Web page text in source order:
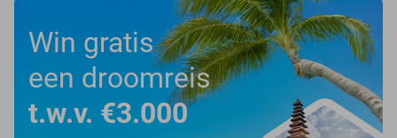
Win gratis
een droomreis
t.w.v. €3.000